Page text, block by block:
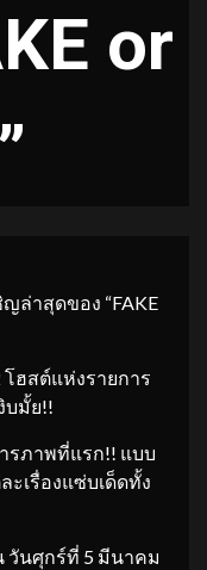
or
ล่าสุดของ “FAKE
ฮสต์แห่งรายการ
บมั้ย!!
รภาพที่แรก!! แบบ
ะเรื่องแซ่บเด็ดทั้ง
วันศุกร์ที่ 5 มีนาคม